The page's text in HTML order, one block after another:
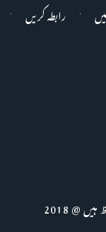
رابطہ کریں
@ 2018